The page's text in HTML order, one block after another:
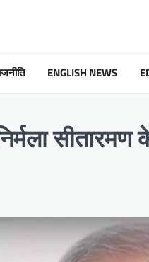
ENGLISH NEWS